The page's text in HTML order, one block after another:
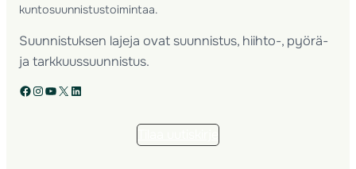
kuntosuunnistustoimintaa.
Suunnistuksen lajeja ovat suunnistus, hiihto-, pyörä-
ja tarkkuussuunnistus.
Facebook Instagram YouTube X LinkedIn